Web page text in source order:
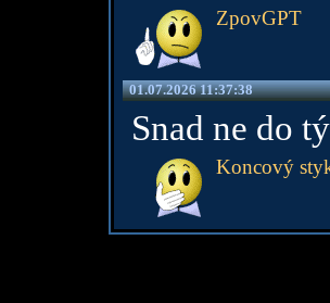
ZpovGPT
01.07.2026 11:37:38
Snad ne do
Koncový